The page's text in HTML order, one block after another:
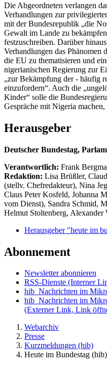
Die Abgeordneten verlangen
Verhandlungen zur
mit der Bundesrepublik „die
Gewalt im Lande zu
festzuschreiben. Darüber
Verhandlungen das
die EU zu thematisieren und
nigerianischen Regierung zur
„zur Bekämpfung der - häufig
einzufordern“. Auch die
Kinder“ solle die
Gespräche mit Nigeria
Herausgeber
Deutscher Bundestag,
Verantwortlich: Frank
Redaktion: Lisa Brüßler,
(stellv. Chefredakteur), Nina
Claus Peter Kosfeld, Johanna
vom Dienst), Sandra Schmid,
Helmut Stoltenberg, Alexander
Herausgeber "heute im
Abonnement
Newsletter abonnieren
RSS-Dienste (Interner
hib_Nachrichten im
hib_Nachrichten im
(Externer Link, Link
Webarchiv
Presse
Kurzmeldungen (hib)
Heute im Bundestag (hib)